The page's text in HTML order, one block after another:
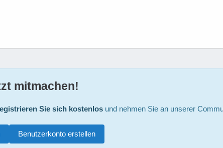
mitmachen!
Sie sich kostenlosund nehmen Sie an unserer
Benutzerkonto erstellen